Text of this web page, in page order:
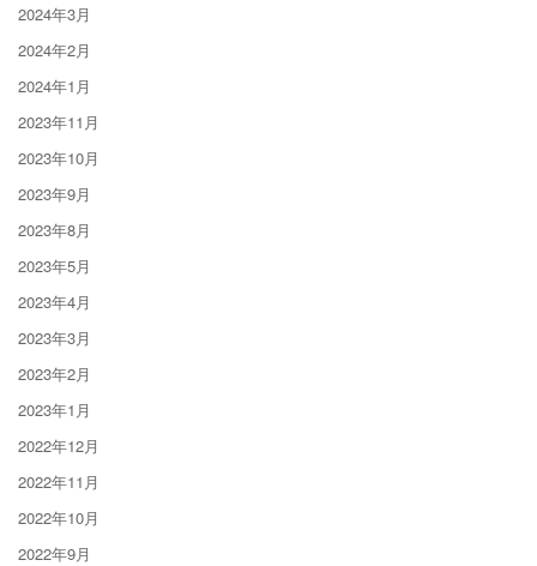
2024年3月
2024年2月
2024年1月
2023年11月
2023年10月
2023年9月
2023年8月
2023年5月
2023年4月
2023年3月
2023年2月
2023年1月
2022年12月
2022年11月
2022年10月
2022年9月